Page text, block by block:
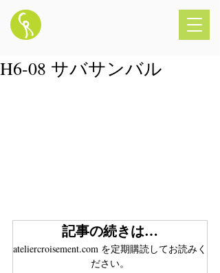
H6-08 サバサンバル
記事の続きは…
ateliercroisement.com を定期購読してお読みく
ださい。